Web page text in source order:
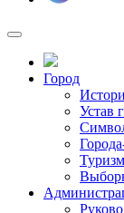
Город
Устав
Туризм